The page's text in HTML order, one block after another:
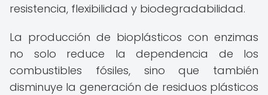
resistencia, flexibilidad y biodegradabilidad.
La producción de bioplásticos con enzimas
no solo reduce la dependencia de los
combustibles fósiles, sino que también
disminuye la generación de residuos plásticos